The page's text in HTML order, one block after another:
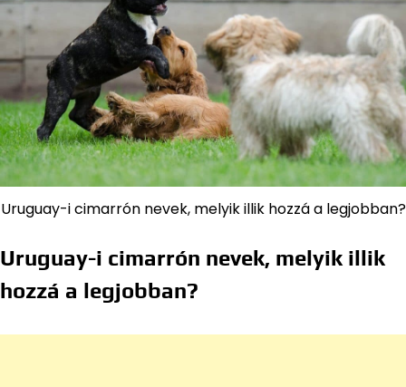
Uruguay-i cimarrón nevek, melyik illik hozzá a legjobban?
Uruguay-i cimarrón nevek, melyik illik
hozzá a legjobban?